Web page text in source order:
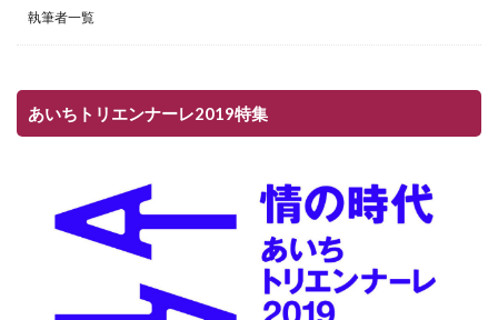
執筆者一覧
あいちトリエンナーレ2019特集